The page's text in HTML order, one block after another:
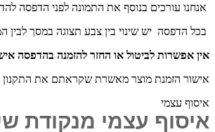
אנחנו עורכים בנוסף את התמונה לפני הדפסה
בכל הדפסה יש שינוי בין צבע תצוגה במסך לבין
אין אפשרות לביטול או החזר להזמנה בהדפסה
אישור הזמנת מוצר מאשרת שקראתם את התקנון
איסוף עצמי
איסוף עצמי מנקודת